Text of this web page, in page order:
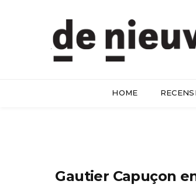
HOME
Gautier Capuçon